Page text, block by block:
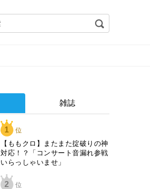
雑誌
1 位
【ももクロ】またまた掟破りの神
対応！？「コンサート音漏れ参戦
いらっしゃいませ」
2 位